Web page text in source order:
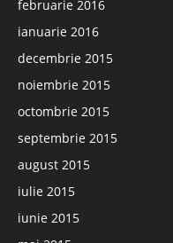
februarie 2016
ianuarie 2016
decembrie 2015
noiembrie 2015
octombrie 2015
septembrie 2015
august 2015
iulie 2015
iunie 2015